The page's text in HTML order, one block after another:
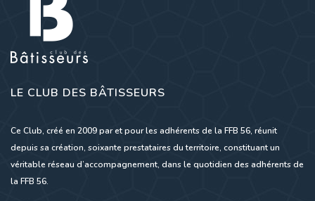
LE CLUB DES BÂTISSEURS
Ce Club, créé en 2009 par et pour les adhérents de la FFB 56, réunit
depuis sa création, soixante prestataires du territoire, constituant un
véritable réseau d’accompagnement, dans le quotidien des adhérents de
la FFB 56.